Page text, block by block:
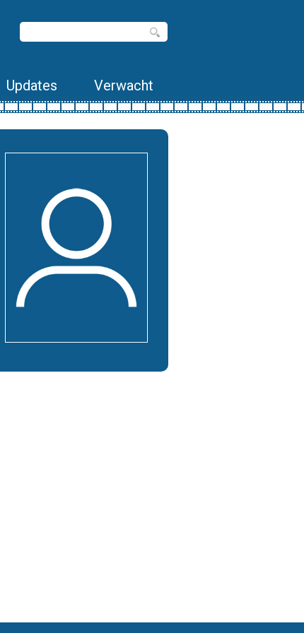
Updates Verwacht